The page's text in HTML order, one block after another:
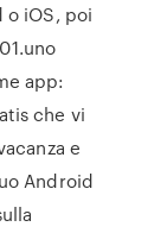
iOS, poi
app:
che vi
e
Android